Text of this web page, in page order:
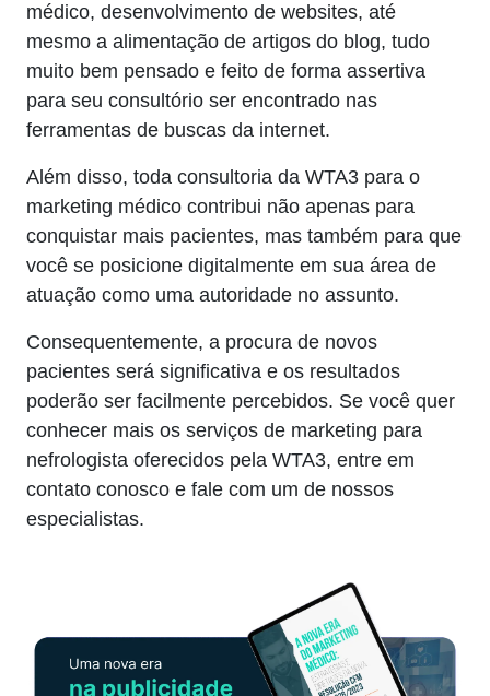
médico, desenvolvimento de websites, até
mesmo a alimentação de artigos do blog, tudo
muito bem pensado e feito de forma assertiva
para seu consultório ser encontrado nas
ferramentas de buscas da internet.
Além disso, toda consultoria da WTA3 para o
marketing médico contribui não apenas para
conquistar mais pacientes, mas também para que
você se posicione digitalmente em sua área de
atuação como uma autoridade no assunto.
Consequentemente, a procura de novos
pacientes será significativa e os resultados
poderão ser facilmente percebidos. Se você quer
conhecer mais os serviços de marketing para
nefrologista oferecidos pela WTA3, entre em
contato conosco e fale com um de nossos
especialistas.